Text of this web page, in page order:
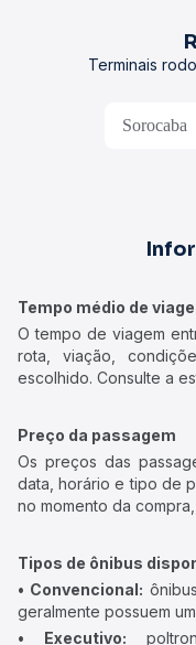
Terminais
Sorocaba
Tempo médio de
O tempo de viagem
rota, viação,
escolhido. Consulte a
Preço da passagem
Os preços das
data, horário e tipo de
no momento da
Tipos de ônibus
• Convencional:
geralmente possuem
• Executivo: